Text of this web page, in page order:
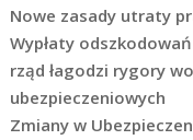
Nowe zasady utraty
Wypłaty
rząd łagodzi rygory
ubezpieczeniowych
Zmiany w